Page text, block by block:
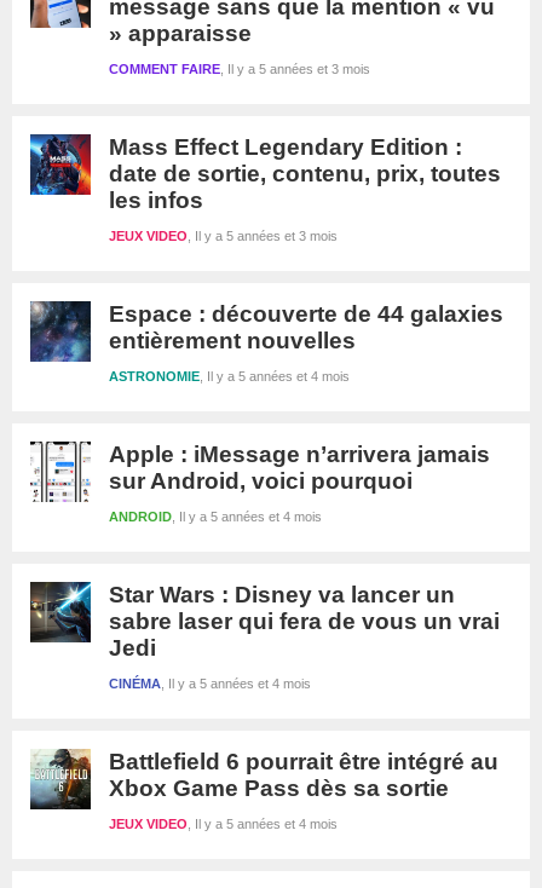
message sans que la mention « vu
» apparaisse
Il y a 5 années et 3 mois
COMMENT FAIRE
Mass Effect Legendary Edition :
date de sortie, contenu, prix, toutes
les infos
Il y a 5 années et 3 mois
JEUX VIDEO
Espace : découverte de 44 galaxies
entièrement nouvelles
Il y a 5 années et 4 mois
ASTRONOMIE
Apple : iMessage n’arrivera jamais
sur Android, voici pourquoi
Il y a 5 années et 4 mois
ANDROID
Star Wars : Disney va lancer un
sabre laser qui fera de vous un vrai
Jedi
Il y a 5 années et 4 mois
CINÉMA
Battlefield 6 pourrait être intégré au
Xbox Game Pass dès sa sortie
Il y a 5 années et 4 mois
JEUX VIDEO